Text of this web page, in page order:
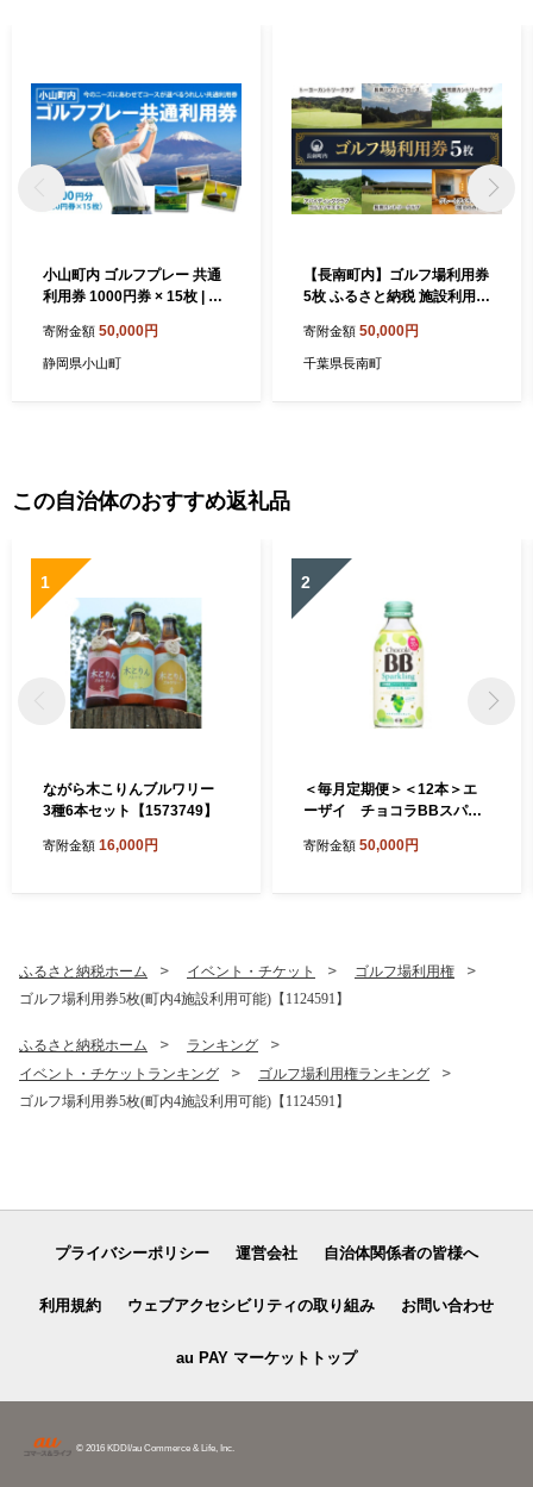
小山町内 ゴルフプレー 共通
利用券 1000円券 × 15枚 | ゴ
ー券 ゴルフ利用券 ゴルフプ
レー券 ゴルフ場利用券 golf
寄附金額 50,000円
静岡県小山町
【長南町内】ゴルフ場利用券
5枚 ふるさと納税 施設利用券
場 利用券 ゴルフ場利用券 ゴ
ルフ場プレー券 ゴルフプレ
寄附金額 50,000円
千葉県長南町
この自治体のおすすめ返礼品
1
ながら木こりんブルワリー
3種6本セット【1573749】
寄附金額 16,000円
2
＜毎月定期便＞＜12本＞エ
ーザイ チョコラBBスパー
回【4062801】
寄附金額 50,000円
ふるさと納税ホーム イベント・チケット
ゴルフ場利用権
ゴルフ場利用券5枚(町内4施設利用可能)【1124591】
ふるさと納税ホーム
ランキング
イベント・チケットランキング
ゴルフ場利用権ランキング
ゴルフ場利用券5枚(町内4施設利用可能)【1124591】
プライバシーポリシー 運営会社 自治体関係者の皆様へ
利用規約 ウェブアクセシビリティの取り組み お問い合わせ
au PAY マーケットトップ
© 2016 KDDI/au Commerce & Life, Inc.